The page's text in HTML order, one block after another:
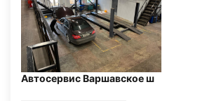
Автосервис Варшавское ш